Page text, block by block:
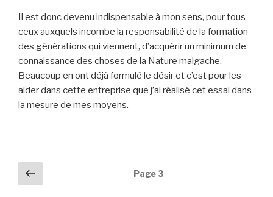
Il est donc devenu indispensable à mon sens, pour tous
ceux auxquels incombe la responsabilité de la formation
des générations qui viennent, d’acquérir un minimum de
connaissance des choses de la Nature malgache.
Beaucoup en ont déjà formulé le désir et c’est pour les
aider dans cette entreprise que j’ai réalisé cet essai dans
la mesure de mes moyens.
Navigation
desprécédente
Page3